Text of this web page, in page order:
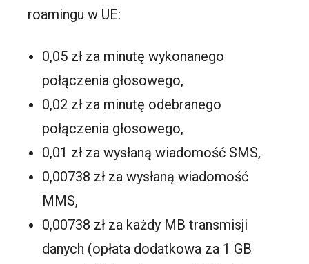
roamingu w UE:
0,05 zł za minutę wykonanego
połączenia głosowego,
0,02 zł za minutę odebranego
połączenia głosowego,
0,01 zł za wysłaną wiadomość SMS,
0,00738 zł za wysłaną wiadomość
MMS,
0,00738 zł za każdy MB transmisji
danych (opłata dodatkowa za 1 GB